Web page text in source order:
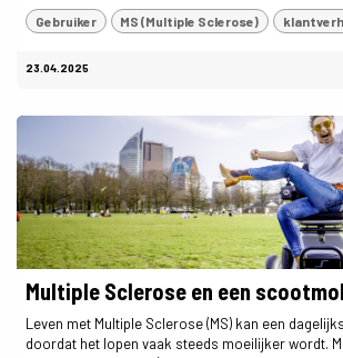
Gebruiker MS (Multiple Sclerose)
23.04.2025
Multiple Sclerose en een
Leven met Multiple Sclerose (MS) kan een
doordat het lopen vaak steeds moeilijker wordt.